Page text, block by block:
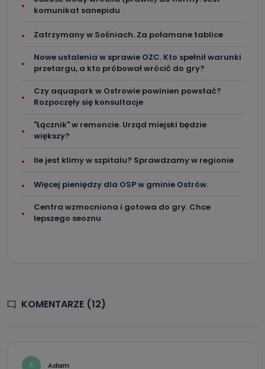
komunikat sanepidu
Zatrzymany w Sośniach. Za połamane tablice
Nowe ustalenia w sprawie OZC. Kto spełnił warunki
przetargu, a kto próbował wrócić do gry?
Czy aquapark w Ostrowie powinien powstać?
Rozpoczęły się konsultacje
"Łącznik" w remoncie. Urząd miejski będzie
większy?
Ile jest klimy w szpitalu? Sprawdzamy w regionie
Więcej pieniędzy dla OSP w gminie Ostrów.
Centra wzmocniona i gotowa do gry. Chce
lepszego seoznu
KOMENTARZE (12)
A Adam